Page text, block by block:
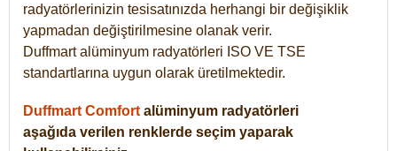
radyatörlerinizin tesisatınızda herhangi bir değişiklik
yapmadan değiştirilmesine olanak verir.
Duffmart alüminyum radyatörleri ISO VE TSE
standartlarına uygun olarak üretilmektedir.
Duffmart Comfort alüminyum radyatörleri
aşağıda verilen renklerde seçim yaparak